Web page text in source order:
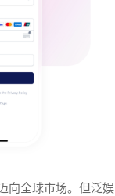
向全球市场。但泛娱